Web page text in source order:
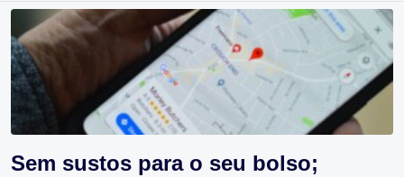
Sem sustos para o seu bolso;